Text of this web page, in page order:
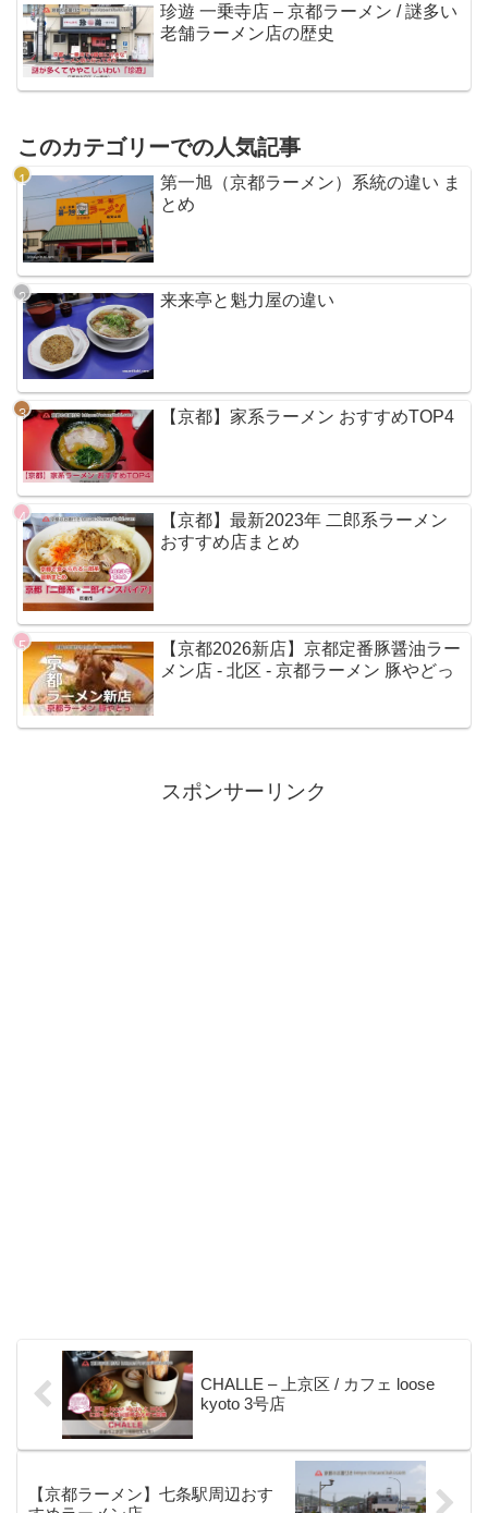
珍遊 一乗寺店 – 京都ラーメン / 謎多い
老舗ラーメン店の歴史
このカテゴリーでの人気記事
第一旭（京都ラーメン）系統の違い ま
とめ
来来亭と魁力屋の違い
【京都】家系ラーメン おすすめTOP4
【京都】最新2023年 二郎系ラーメン
おすすめ店まとめ
【京都2026新店】京都定番豚醤油ラー
メン店 - 北区 - 京都ラーメン 豚やどっ
スポンサーリンク
CHALLE – 上京区 / カフェ loose
kyoto 3号店
【京都ラーメン】七条駅周辺おす